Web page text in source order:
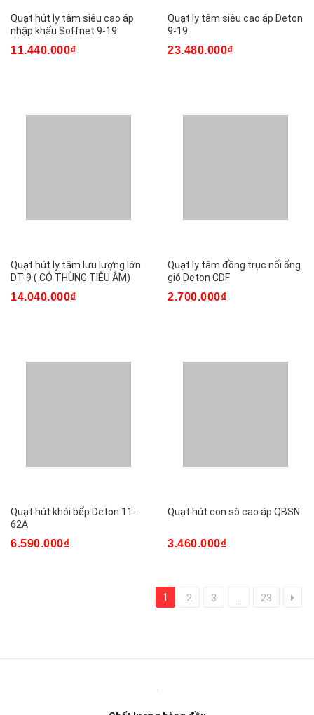
Quạt hút ly tâm siêu cao áp
nhập khẩu Soffnet 9-19
11.440.000₫
Quạt ly tâm siêu cao áp Deton
9-19
23.480.000₫
Quạt hút ly tâm lưu lượng lớn
DT-9 ( CÓ THÙNG TIÊU ÂM)
14.040.000₫
Quạt ly tâm đồng trục nối ống
gió Deton CDF
2.700.000₫
Quạt hút khói bếp Deton 11-
62A
6.590.000₫
Quạt hút con sò cao áp QBSN
3.460.000₫
1 2 3 23